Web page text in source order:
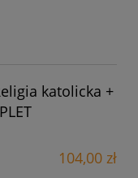
katolicka +
104,00 zł